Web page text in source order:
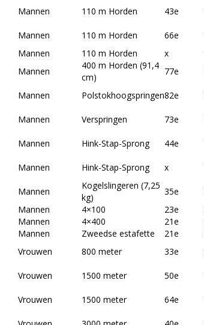
Mannen
110 m Horden 43e
Mannen 110 m Horden 66e
Mannen
110 m Horden x
Mannen
400 m Horden (91,4
cm)
77e
Mannen Polstokhoogspringen82e
Mannen Verspringen 73e
Mannen Hink-Stap-Sprong 44e
Mannen Hink-Stap-Sprong x
Mannen
Kogelslingeren (7,25
kg)
35e
Mannen
4×100 23e
Mannen
4×400 21e
Mannen
Zweedse estafette 21e
Vrouwen
800 meter 33e
Vrouwen 1500 meter 50e
Vrouwen 1500 meter 64e